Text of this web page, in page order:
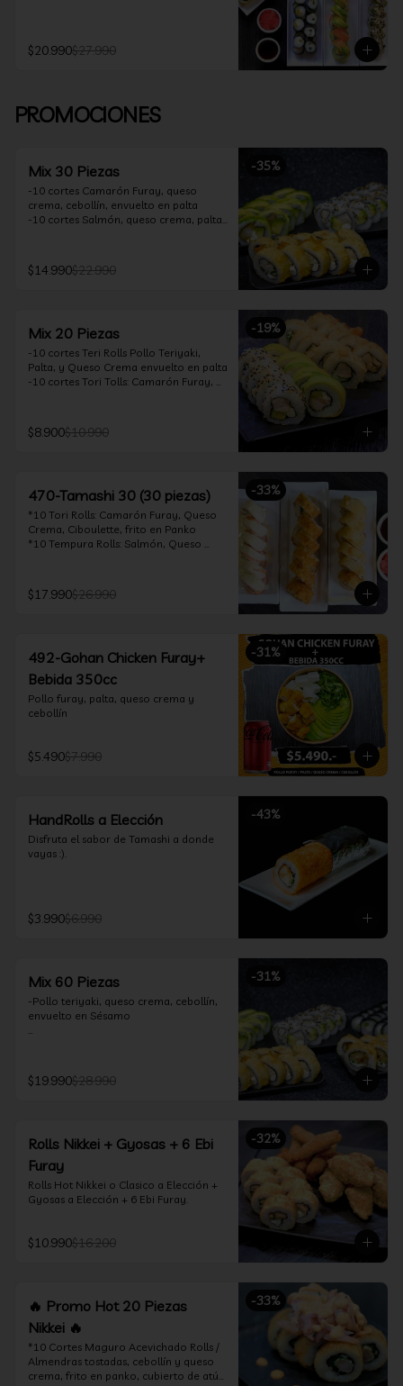
$20.990$27.990
PROMOCIONES
-35%
Mix 30 Piezas
-10 cortes Camarón Furay, queso
crema, cebollín, envuelto en palta
-10 cortes Salmón, queso crema, palta,
cebollín, frito en tempura
*Incluye 2 soya 30ml / 2 palitos / 1 salsa
$14.990$22.990
-19%
Mix 20 Piezas
-10 cortes Teri Rolls Pollo Teriyaki,
Palta, y Queso Crema envuelto en palta
-10 cortes Tori Tolls: Camarón Furay,
teriyaki 30ml
$8.900$10.990
-33%
470-Tamashi 30 (30 piezas)
*10 Tori Rolls: Camarón Furay, Queso
Crema, Ciboulette, frito en Panko
*10 Tempura Rolls: Salmón, Queso
furay, queso crema y cebollín, envuelto
en salmón y bañado en salsa
$17.990$26.990
-31%
492-Gohan Chicken Furay+
Bebida 350cc
Pollo furay, palta, queso crema y
cebollín
$5.490$7.990
-43%
HandRolls a Elección
Disfruta el sabor de Tamashi a donde
vayas :).
$3.990$6.990
-31%
Mix 60 Piezas
-Pollo teriyaki, queso crema, cebollín,
envuelto en Sésamo
-Camarón furay, queso crema,
frito en tempura.
-Kanikama, queso crema, envuelto en
nori (hosomaki)
$19.990$28.990
-32%
Rolls Nikkei + Gyosas + 6 Ebi
Furay
Rolls Hot Nikkei o Clasico a Elección +
Gyosas a Elección + 6 Ebi Furay.
$10.990$16.200
-33%
🔥 Promo Hot 20 Piezas
Nikkei 🔥
*10 Cortes Maguro Acevichado Rolls /
Almendras tostadas, cebollín y queso
crema, frito en panko, cubierto de atún